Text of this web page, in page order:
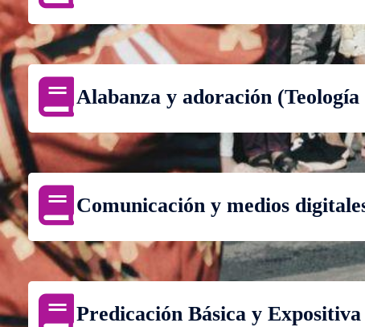
Alabanza y adoración
Comunicación y medios
Predicación Básica y Expositiva